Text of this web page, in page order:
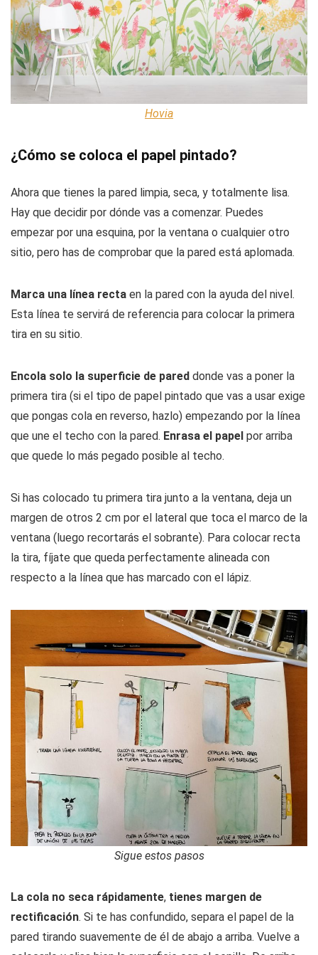
Hovia
¿Cómo se coloca el papel pintado?
Ahora que tienes la pared limpia, seca, y totalmente lisa.
Hay que decidir por dónde vas a comenzar. Puedes
empezar por una esquina, por la ventana o cualquier otro
sitio, pero has de comprobar que la pared está aplomada.
Marca una línea recta en la pared con la ayuda del nivel.
Esta línea te servirá de referencia para colocar la primera
tira en su sitio.
Encola solo la superficie de pared donde vas a poner la
primera tira (si el tipo de papel pintado que vas a usar exige
que pongas cola en reverso, hazlo) empezando por la línea
que une el techo con la pared. Enrasa el papel por arriba
que quede lo más pegado posible al techo.
Si has colocado tu primera tira junto a la ventana, deja un
margen de otros 2 cm por el lateral que toca el marco de la
ventana (luego recortarás el sobrante). Para colocar recta
la tira, fíjate que queda perfectamente alineada con
respecto a la línea que has marcado con el lápiz.
Sigue estos pasos
La cola no seca rápidamente, tienes margen de
rectificación. Si te has confundido, separa el papel de la
pared tirando suavemente de él de abajo a arriba. Vuelve a